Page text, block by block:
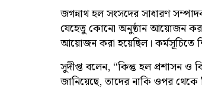
জগন্নাথ হল সংসদের সাধারণ
যেহেতু কোনো অনুষ্ঠান আয়োজন করা
আয়োজন করা হয়েছিল। কর্মসূচিতে
সুদীপ্ত বলেন, “কিন্তু হল প্রশাসন ও
জানিয়েছে, তাদের নাকি ওপর থেকে